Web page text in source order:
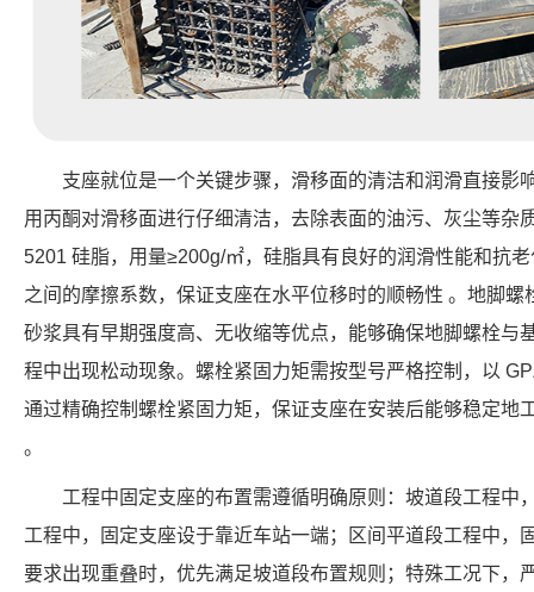
支座就位是一个关键步骤，滑移面的清洁和润滑直接影
用丙酮对滑移面进行仔细清洁，去除表面的油污、灰尘等杂
5201 硅脂，用量≥200g/㎡，硅脂具有良好的润滑性能和抗
之间的摩擦系数，保证支座在水平位移时的顺畅性 。地脚
砂浆具有早期强度高、无收缩等优点，能够确保地脚螺栓与
程中出现松动现象。螺栓紧固力矩需按型号严格控制，以
通过精确控制螺栓紧固力矩，保证支座在安装后能够稳定地
。
工程中固定支座的布置需遵循明确原则：坡道段工程中
工程中，固定支座设于靠近车站一端；区间平道段工程中，
要求出现重叠时，优先满足坡道段布置规则；特殊工况下，